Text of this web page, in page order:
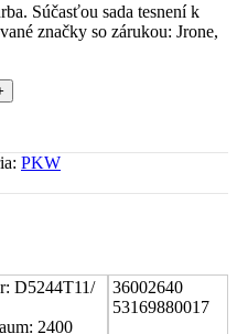
Súčasťou sada tesnení k
značky so zárukou: Jrone,
PKW
D5244T11/
2400
36002640
53169880017